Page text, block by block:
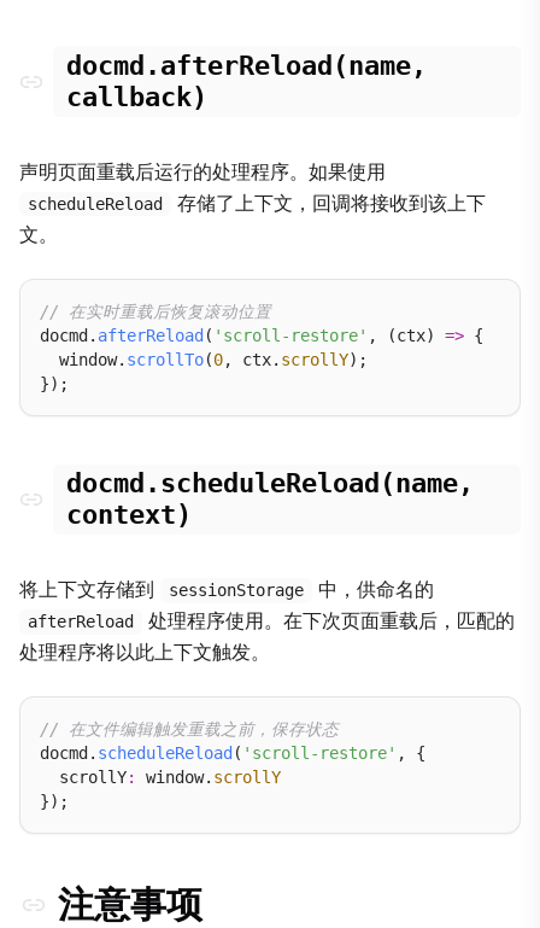
docmd.afterReload(name,
callback)
声明页面重载后运行的处理程序。如果使用
scheduleReload
存储了上下文，回调将接收到该上下
文。
// 在实时重载后恢复滚动位置
docmd. afterReload ( 'scroll-restore' , (ctx) => {
  window.
scrollTo(0, ctx. scrollY);
docmd.scheduleReload(name,
context)
将上下文存储到 sessionStorage 中，供命名的
afterReload
处理程序使用。在下次页面重载后，匹配的
处理程序将以此上下文触发。
// 在文件编辑触发重载之前，保存状态
docmd. scheduleReload ( 'scroll-restore' , {
  scrollY
: window. scrollY
注意事项